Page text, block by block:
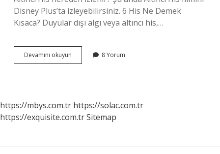
Disney Plus’ta izleyebilirsiniz. 6 His Ne Demek
Kısaca? Duyular dışı algı veya altıncı his,…
Devamını okuyun
His
8 Yorum
https://mbys.com.tr https://solac.com.tr
https://exquisite.com.trSitemap